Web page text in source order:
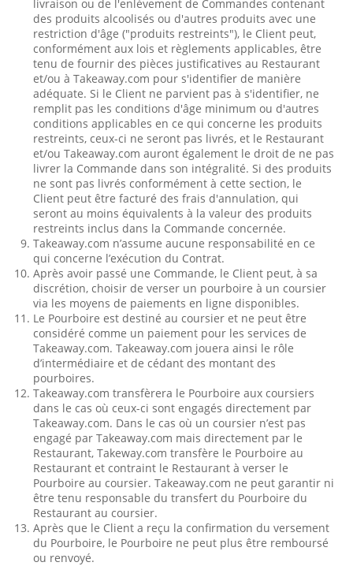
livraison ou de l'enlèvement de Commandes contenant
des produits alcoolisés ou d'autres produits avec une
restriction d'âge ("produits restreints"), le Client peut,
conformément aux lois et règlements applicables, être
tenu de fournir des pièces justificatives au Restaurant
et/ou à Takeaway.com pour s'identifier de manière
adéquate. Si le Client ne parvient pas à s'identifier, ne
remplit pas les conditions d'âge minimum ou d'autres
conditions applicables en ce qui concerne les produits
restreints, ceux-ci ne seront pas livrés, et le Restaurant
et/ou Takeaway.com auront également le droit de ne pas
livrer la Commande dans son intégralité. Si des produits
ne sont pas livrés conformément à cette section, le
Client peut être facturé des frais d'annulation, qui
seront au moins équivalents à la valeur des produits
restreints inclus dans la Commande concernée.
Takeaway.com n’assume aucune responsabilité en ce
qui concerne l’exécution du Contrat.
Après avoir passé une Commande, le Client peut, à sa
discrétion, choisir de verser un pourboire à un coursier
via les moyens de paiements en ligne disponibles.
Le Pourboire est destiné au coursier et ne peut être
considéré comme un paiement pour les services de
Takeaway.com. Takeaway.com jouera ainsi le rôle
d’intermédiaire et de cédant des montant des
pourboires.
Takeaway.com transfèrera le Pourboire aux coursiers
dans le cas où ceux-ci sont engagés directement par
Takeaway.com. Dans le cas où un coursier n’est pas
engagé par Takeaway.com mais directement par le
Restaurant, Takeway.com transfère le Pourboire au
Restaurant et contraint le Restaurant à verser le
Pourboire au coursier. Takeaway.com ne peut garantir ni
être tenu responsable du transfert du Pourboire du
Restaurant au coursier.
Après que le Client a reçu la confirmation du versement
du Pourboire, le Pourboire ne peut plus être remboursé
ou renvoyé.